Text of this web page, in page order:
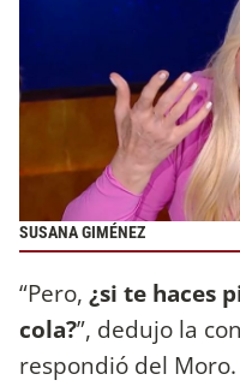
SUSANA GIMÉNEZ
“Pero, ¿si te haces
cola?”, dedujo la
respondió del